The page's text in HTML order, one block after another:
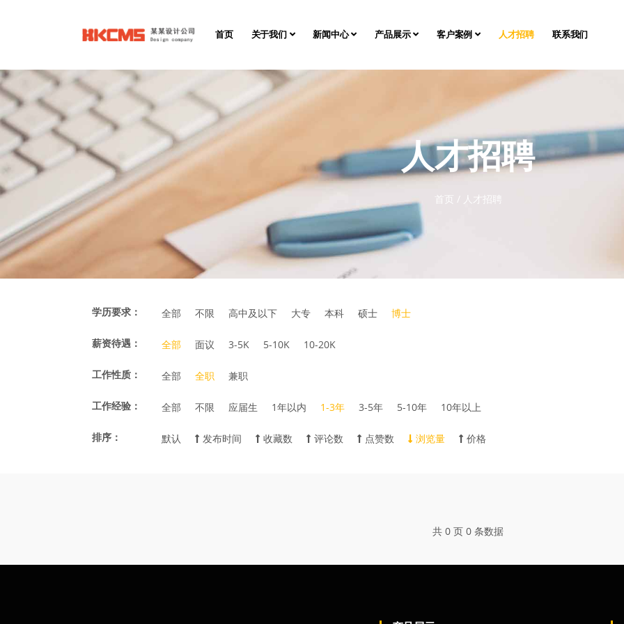
首页 关于我们 新闻中心 产品展示 客户案例 人才招聘 联系我们
人才招聘
首页 / 人才招聘
学历要求： 全部 不限 高中及以下 大专 本科 硕士 博士
薪资待遇： 全部 面议 3-5K 5-10K 10-20K
工作性质： 全部 全职 兼职
工作经验： 全部 不限 应届生 1年以内 1-3年 3-5年 5-10年 10年以上
排序： 默认 发布时间 收藏数 评论数 点赞数 浏览量 价格
共 0 页 0 条数据